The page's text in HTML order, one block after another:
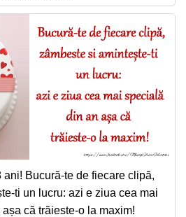
ani! Bucură-te de fiecare clipă,
ti un lucru: azi e ziua cea mai
că trăieste-o la maxim!